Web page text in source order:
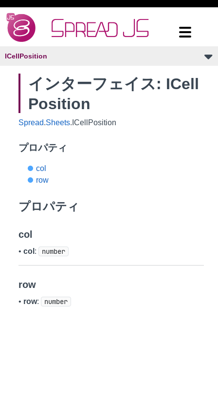
ICellPosition
インターフェイス: ICell
Position
Spread.Sheets.ICellPosition
プロパティ
col
row
プロパティ
col
• col : number
row
• row: number